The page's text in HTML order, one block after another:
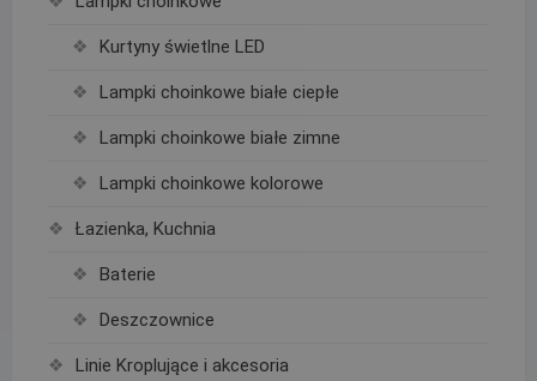
Kurtyny świetlne LED
Lampki choinkowe białe ciepłe
Lampki choinkowe białe zimne
Lampki choinkowe kolorowe
Łazienka, Kuchnia
Baterie
Deszczownice
Linie Kroplujące i akcesoria